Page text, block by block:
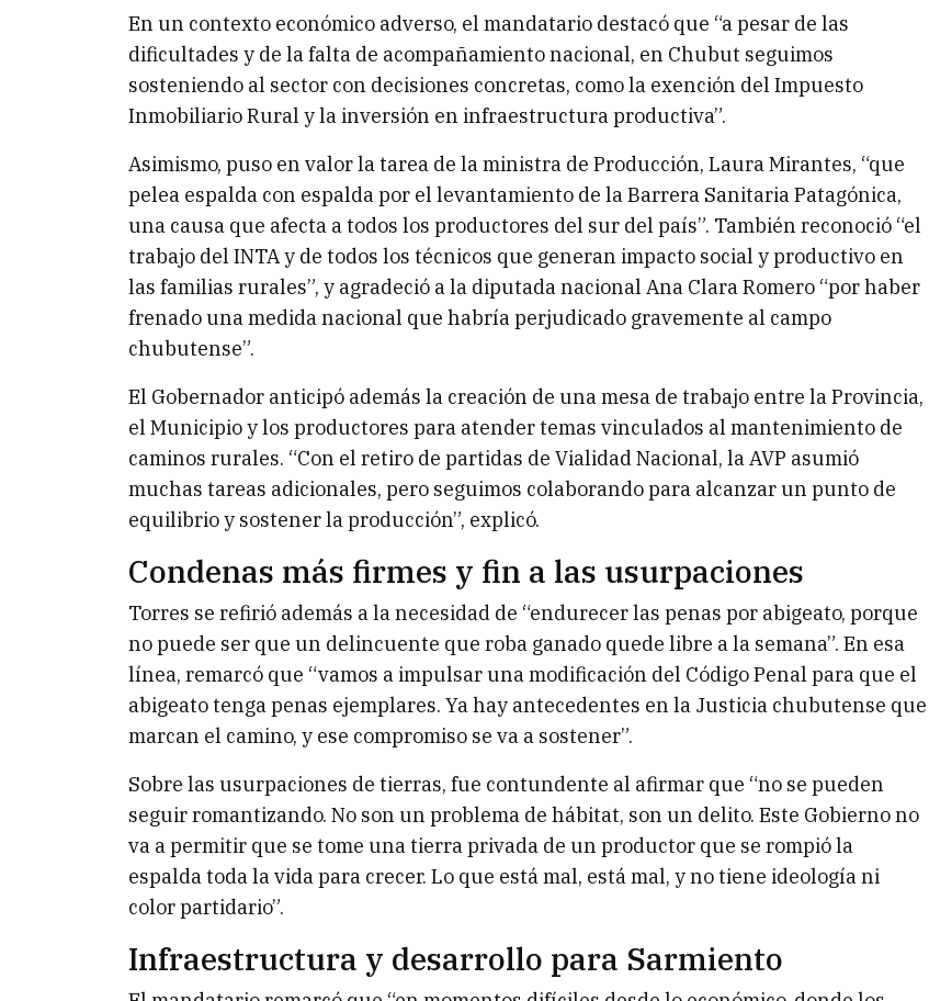
En un contexto económico adverso, el mandatario destacó que “a pesar de las
dificultades y de la falta de acompañamiento nacional, en Chubut seguimos
sosteniendo al sector con decisiones concretas, como la exención del Impuesto
Inmobiliario Rural y la inversión en infraestructura productiva”.
Asimismo, puso en valor la tarea de la ministra de Producción, Laura Mirantes, “que
pelea espalda con espalda por el levantamiento de la Barrera Sanitaria Patagónica,
una causa que afecta a todos los productores del sur del país”. También reconoció “el
trabajo del INTA y de todos los técnicos que generan impacto social y productivo en
las familias rurales”, y agradeció a la diputada nacional Ana Clara Romero “por haber
frenado una medida nacional que habría perjudicado gravemente al campo
chubutense”.
El Gobernador anticipó además la creación de una mesa de trabajo entre la Provincia,
el Municipio y los productores para atender temas vinculados al mantenimiento de
caminos rurales. “Con el retiro de partidas de Vialidad Nacional, la AVP asumió
muchas tareas adicionales, pero seguimos colaborando para alcanzar un punto de
equilibrio y sostener la producción”, explicó.
Condenas más firmes y fin a las usurpaciones
Torres se refirió además a la necesidad de “endurecer las penas por abigeato, porque
no puede ser que un delincuente que roba ganado quede libre a la semana”. En esa
línea, remarcó que “vamos a impulsar una modificación del Código Penal para que el
abigeato tenga penas ejemplares. Ya hay antecedentes en la Justicia chubutense que
marcan el camino, y ese compromiso se va a sostener”.
Sobre las usurpaciones de tierras, fue contundente al afirmar que “no se pueden
seguir romantizando. No son un problema de hábitat, son un delito. Este Gobierno no
va a permitir que se tome una tierra privada de un productor que se rompió la
espalda toda la vida para crecer. Lo que está mal, está mal, y no tiene ideología ni
color partidario”.
Infraestructura y desarrollo para Sarmiento